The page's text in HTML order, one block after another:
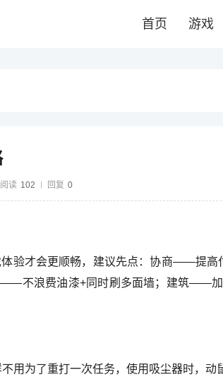
首页 游戏
阅读 102 回复 0
体验才会更顺畅，建议先点：协商——提
不浪费油漆+同时刷多面墙；建筑——
用为了重打一次任务，使用吸尘器时，动